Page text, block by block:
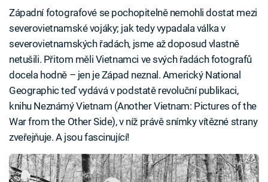
Západní fotografové se pochopitelně nemohli dostat mezi
severovietnamské vojáky; jak tedy vypadala válka v
severovietnamských řadách, jsme až doposud vlastně
netušili. Přitom měli Vietnamci ve svých řadách fotografů
docela hodně – jen je Západ neznal. Americký National
Geographic teď vydává v podstatě revoluční publikaci,
knihu Neznámý Vietnam (Another Vietnam: Pictures of the
War from the Other Side), v níž právě snímky vítězné strany
zveřejňuje. A jsou fascinující!